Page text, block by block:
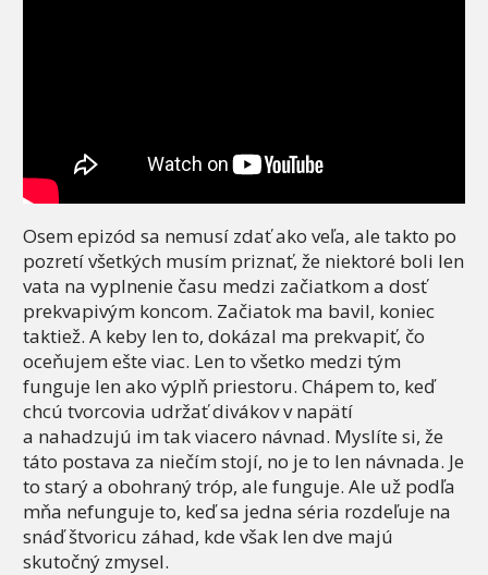
Osem epizód sa nemusí zdať ako veľa, ale takto po
pozretí všetkých musím priznať, že niektoré boli len
vata na vyplnenie času medzi začiatkom a dosť
prekvapivým koncom. Začiatok ma bavil, koniec
taktiež. A keby len to, dokázal ma prekvapiť, čo
oceňujem ešte viac. Len to všetko medzi tým
funguje len ako výplň priestoru. Chápem to, keď
chcú tvorcovia udržať divákov v napätí
a nahadzujú im tak viacero návnad. Myslíte si, že
táto postava za niečím stojí, no je to len návnada. Je
to starý a obohraný tróp, ale funguje. Ale už podľa
mňa nefunguje to, keď sa jedna séria rozdeľuje na
snáď štvoricu záhad, kde však len dve majú
skutočný zmysel.